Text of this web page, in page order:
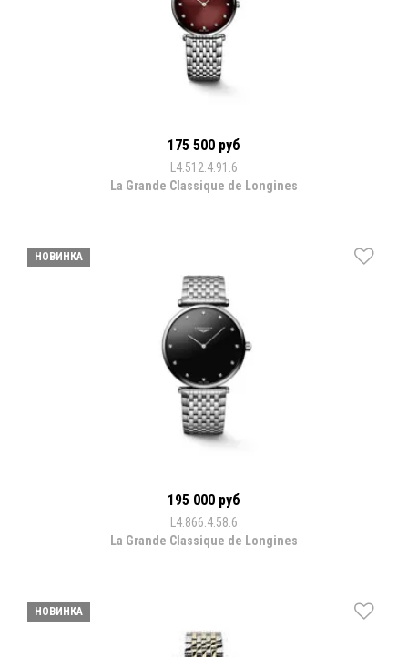
175 500 руб
L4.512.4.91.6
La Grande Classique de Longines
НОВИНКА
195 000 руб
L4.866.4.58.6
La Grande Classique de Longines
НОВИНКА